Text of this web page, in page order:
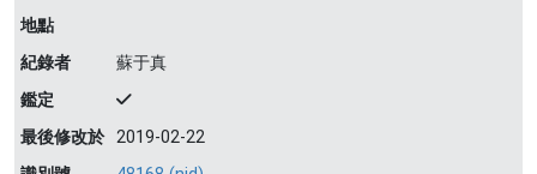
地點
紀錄者
蘇于真
鑑定
最後修改於 2019-02-22